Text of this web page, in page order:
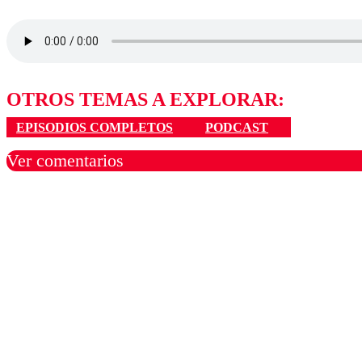
OTROS TEMAS A EXPLORAR:
EPISODIOS COMPLETOS PODCAST
Ver comentarios